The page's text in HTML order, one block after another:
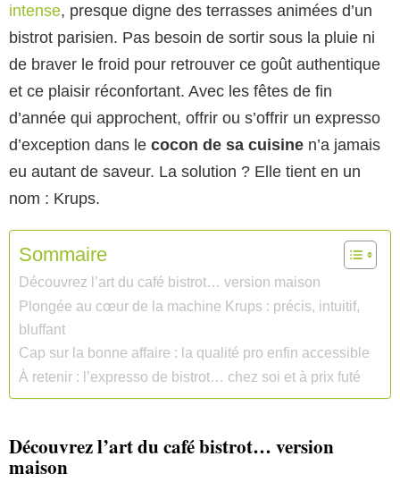
intense, presque digne des terrasses animées d’un
bistrot parisien. Pas besoin de sortir sous la pluie ni
de braver le froid pour retrouver ce goût authentique
et ce plaisir réconfortant. Avec les fêtes de fin
d’année qui approchent, offrir ou s’offrir un expresso
d’exception dans le cocon de sa cuisine n’a jamais
eu autant de saveur. La solution ? Elle tient en un
nom : Krups.
Sommaire
Découvrez l’art du café bistrot… version maison
Plongée au cœur de la machine Krups : précis, intuitif,
bluffant
Cap sur la bonne affaire : la qualité pro enfin accessible
À retenir : l’expresso de bistrot… chez soi et à prix futé
Découvrez l’art du café bistrot… version
maison